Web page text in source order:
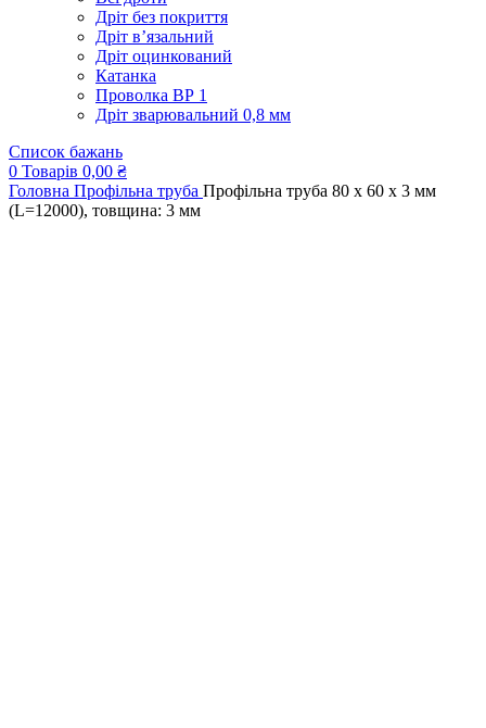
Дріт без покриття
Дріт в’язальний
Дріт оцинкований
Катанка
Проволка ВР 1
Дріт зварювальний 0,8 мм
Список бажань
0 Товарів 0,00 ₴
Головна Профільна труба Профільна труба 80 x 60 x 3 мм
(L=12000), товщина: 3 мм